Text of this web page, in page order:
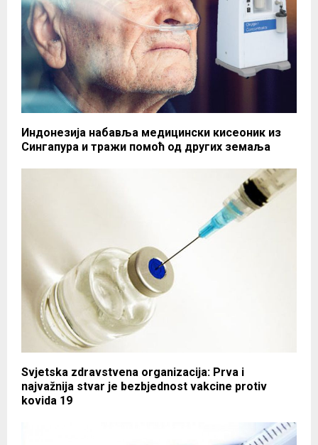
Индонезија набавља медицински кисеоник из
Сингапура и тражи помоћ од других земаља
Svjetska zdravstvena organizacija: Prva i
najvažnija stvar je bezbjednost vakcine protiv
kovida 19